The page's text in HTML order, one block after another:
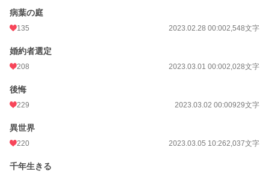
病葉の庭
135 2023.02.28 00:002,548文字
婚約者選定
208 2023.03.01 00:002,028文字
後悔
229 2023.03.02 00:00929文字
異世界
220 2023.03.05 10:262,037文字
千年生きる